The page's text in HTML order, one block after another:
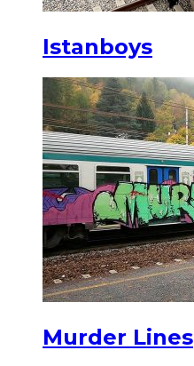
Istanboys
Murder Lines